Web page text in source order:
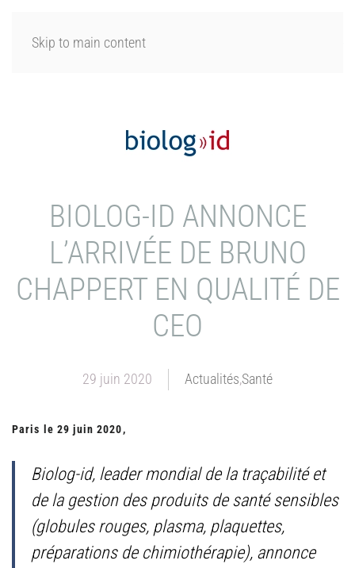
Skip to main content
BIOLOG-ID ANNONCE
L’ARRIVÉE DE BRUNO
CHAPPERT EN QUALITÉ DE
CEO
29 juin 2020 Actualités,Santé
Paris le 29 juin 2020,
Biolog-id, leader mondial de la traçabilité et
de la gestion des produits de santé sensibles
(globules rouges, plasma, plaquettes,
préparations de chimiothérapie), annonce